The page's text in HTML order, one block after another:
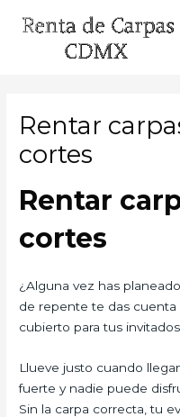
Rentar
cortes
Rentar
cortes
¿Alguna vez has
de repente te das
cubierto para tus
Llueve justo cuando
fuerte y nadie puede
Sin la carpa correcta, tu